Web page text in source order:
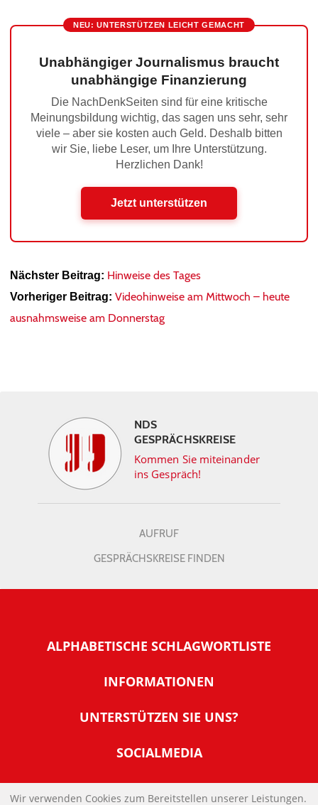
NEU: UNTERSTÜTZEN LEICHT GEMACHT
Unabhängiger Journalismus braucht
unabhängige Finanzierung
Die NachDenkSeiten sind für eine kritische
Meinungsbildung wichtig, das sagen uns sehr, sehr
viele – aber sie kosten auch Geld. Deshalb bitten
wir Sie, liebe Leser, um Ihre Unterstützung.
Herzlichen Dank!
Jetzt unterstützen
Nächster Beitrag: Hinweise des Tages
Vorheriger Beitrag: Videohinweise am Mittwoch – heute
ausnahmsweise am Donnerstag
NDS
GESPRÄCHSKREISE
Kommen Sie miteinander
ins Gespräch!
AUFRUF
GESPRÄCHSKREISE FINDEN
ALPHABETISCHE SCHLAGWORTLISTE
INFORMATIONEN
Warum NachDenkSeiten
Tipps zur Nutzung der NachDenkSeiten
Banner und E-Mail-Signaturen
UNTERSTÜTZEN SIE UNS?
Werden Sie Fördermitglied
SOCIALMEDIA
IMPRESSUM
Wir verwenden Cookies zum Bereitstellen unserer Leistungen.